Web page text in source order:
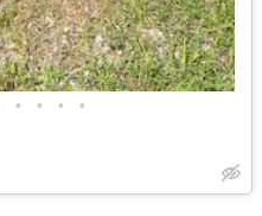
• • • •